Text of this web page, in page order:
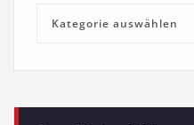
Kategorien